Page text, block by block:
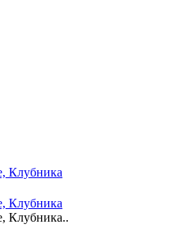
Клубника
Клубника
Клубника..